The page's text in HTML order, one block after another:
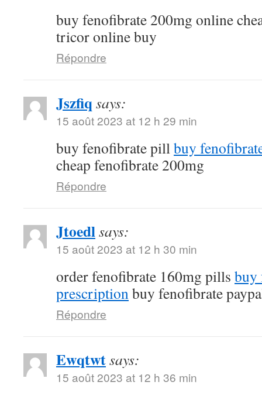
buy fenofibrate 200mg online
tricor online buy
Répondre
Jszfiq says:
15 août 2023 at 12 h 29 min
buy fenofibrate pillbuy
cheap fenofibrate 200mg
Répondre
Jtoedlsays:
15 août 2023 at 12 h 30 min
order fenofibrate 160mg pills buy
prescriptionbuy fenofibrate
Répondre
Ewqtwtsays:
15 août 2023 at 12 h 36 min